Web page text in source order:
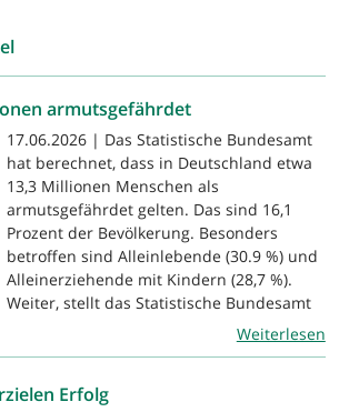
armutsgefährdet
17.06.2026 | Das Statistische Bundesamt
hat berechnet, dass in Deutschland etwa
13,3 Millionen Menschen als
armutsgefährdet gelten. Das sind 16,1
Prozent der Bevölkerung. Besonders
betroffen sind Alleinlebende (30.9 %) und
Alleinerziehende mit Kindern (28,7 %).
Weiter, stellt das Statistische Bundesamt
Weiterlesen
Erfolg